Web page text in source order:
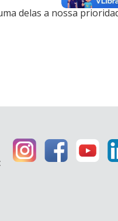
delas a nossa